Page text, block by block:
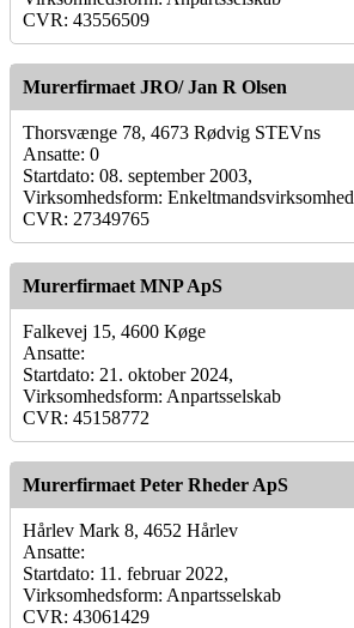
CVR: 43556509
Murerfirmaet JRO/ Jan R Olsen
Thorsvænge 78, 4673 Rødvig STEVns
Ansatte: 0
Startdato: 08. september 2003,
Virksomhedsform: Enkeltmandsvirksomhed
CVR: 27349765
Murerfirmaet MNP ApS
Falkevej 15, 4600 Køge
Ansatte:
Startdato: 21. oktober 2024,
Virksomhedsform: Anpartsselskab
CVR: 45158772
Murerfirmaet Peter Rheder ApS
Hårlev Mark 8, 4652 Hårlev
Ansatte:
Startdato: 11. februar 2022,
Virksomhedsform: Anpartsselskab
CVR: 43061429